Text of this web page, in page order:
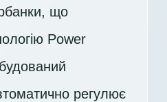
що
Power
регулює